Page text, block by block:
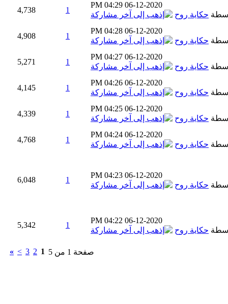
06-12-2020
04:29 PM
حكاية روح
1
4,738
06-12-2020
04:28 PM
حكاية روح
1
4,908
06-12-2020
04:27 PM
حكاية روح
1
5,271
06-12-2020
04:26 PM
حكاية روح
1
4,145
06-12-2020
04:25 PM
حكاية روح
1
4,339
06-12-2020
04:24 PM
حكاية روح
1
4,768
06-12-2020
04:23 PM
حكاية روح
1
6,048
06-12-2020
04:22 PM
حكاية روح
1
5,342
صفحة 1 من 5 1
2
3
>
»